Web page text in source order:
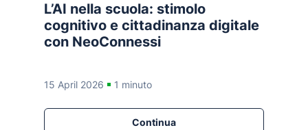
L’AI nella scuola: stimolo
cognitivo e cittadinanza digitale
con NeoConnessi
15 April 2026 1 minuto
Continua